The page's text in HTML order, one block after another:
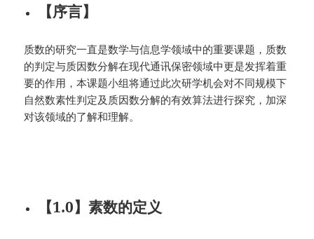
【序言】
质数的研究一直是数学与信息学领域中的重要课题，质数
的判定与质因数分解在现代通讯保密领域中更是发挥着重
要的作用，本课题小组将通过此次研学机会对不同规模下
自然数素性判定及质因数分解的有效算法进行探究，加深
对该领域的了解和理解。
【1.0】素数的定义